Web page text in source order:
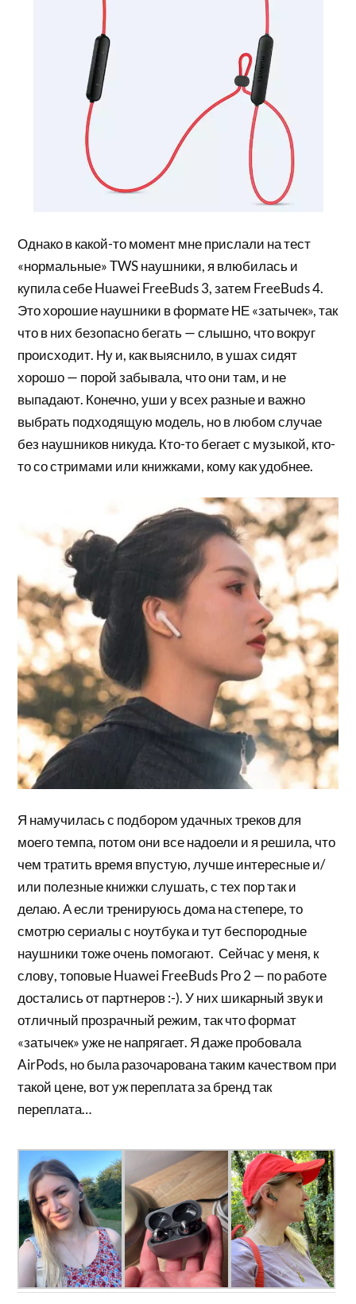
Однако в какой-то момент мне прислали на тест
«нормальные» TWS наушники, я влюбилась и
купила себе Huawei FreeBuds 3, затем FreeBuds 4.
Это хорошие наушники в формате НЕ «затычек», так
что в них безопасно бегать — слышно, что вокруг
происходит. Ну и, как выяснило, в ушах сидят
хорошо — порой забывала, что они там, и не
выпадают. Конечно, уши у всех разные и важно
выбрать подходящую модель, но в любом случае
без наушников никуда. Кто-то бегает с музыкой, кто-
то со стримами или книжками, кому как удобнее.
Я намучилась с подбором удачных треков для
моего темпа, потом они все надоели и я решила, что
чем тратить время впустую, лучше интересные и/
или полезные книжки слушать, с тех пор так и
делаю. А если тренируюсь дома на степере, то
смотрю сериалы с ноутбука и тут беспородные
наушники тоже очень помогают. Сейчас у меня, к
слову, топовые Huawei FreeBuds Pro 2 — по работе
достались от партнеров :-). У них шикарный звук и
отличный прозрачный режим, так что формат
«затычек» уже не напрягает. Я даже пробовала
AirPods, но была разочарована таким качеством при
такой цене, вот уж переплата за бренд так
переплата…